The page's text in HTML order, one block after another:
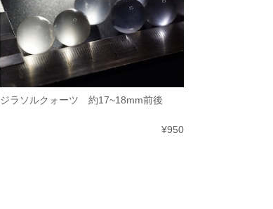
ジラソルクォーツ 約17~18mm前後
¥950